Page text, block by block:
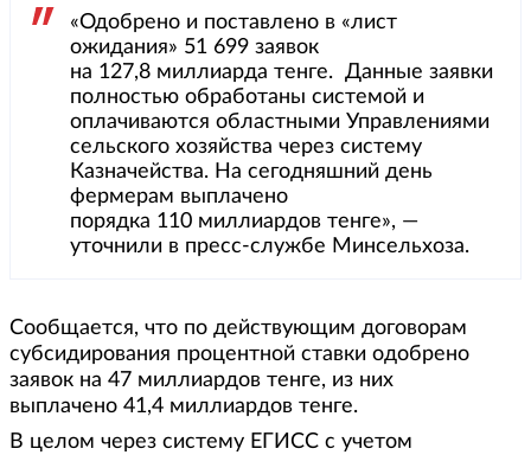
«Одобрено и поставлено в «лист
ожидания» 51 699 заявок
на 127,8 миллиарда тенге. Данные заявки
полностью обработаны системой и
оплачиваются областными Управлениями
сельского хозяйства через систему
Казначейства. На сегодняшний день
фермерам выплачено
порядка 110 миллиардов тенге», —
уточнили в пресс-службе Минсельхоза.
Сообщается, что по действующим договорам
субсидирования процентной ставки одобрено
заявок на 47 миллиардов тенге, из них
выплачено 41,4 миллиардов тенге.
В целом через систему ЕГИСС с учетом